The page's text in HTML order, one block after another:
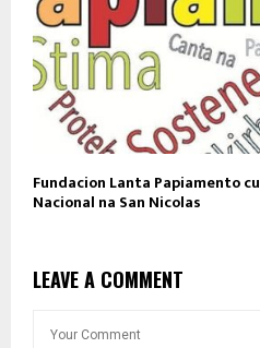
Fundacion Lanta Papiamento
Nacional na San Nicolas
LEAVE A COMMENT